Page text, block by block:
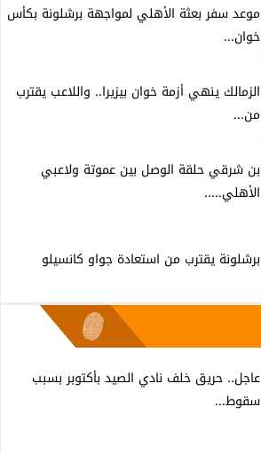
موعد سفر بعثة الأهلي لمواجهة برشلونة بكأس
خوان...
الزمالك ينهي أزمة خوان بيزيرا.. واللاعب يقترب
من...
بن شرقي حلقة الوصل بين عموتة ولاعبي
الأهلي.....
برشلونة يقترب من استعادة جواو كانسيلو
عاجل.. حريق خلف نادي الصيد بأكتوبر بسبب
سقوط...